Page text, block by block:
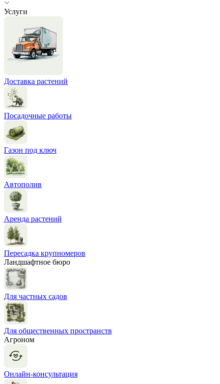
Услуги
Доставка растений
Посадочные работы
Газон под ключ
Автополив
Аренда растений
Пересадка крупномеров
Ландшафтное бюро
Для частных садов
Для общественных пространств
Агроном
Онлайн-консультация